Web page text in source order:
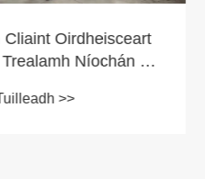
Oirdheisceart
Níochán Óir
>>